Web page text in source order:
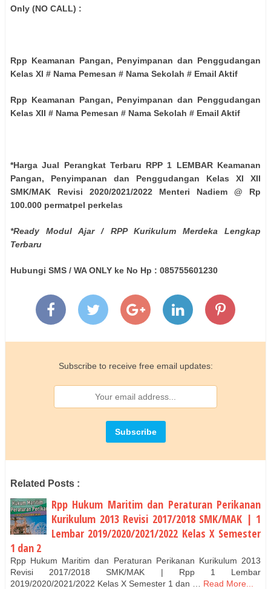
Only (NO CALL) :
Rpp Keamanan Pangan, Penyimpanan dan Penggudangan
Kelas XI # Nama Pemesan # Nama Sekolah # Email Aktif
Rpp Keamanan Pangan, Penyimpanan dan Penggudangan
Kelas XII # Nama Pemesan # Nama Sekolah # Email Aktif
*Harga Jual Perangkat Terbaru RPP 1 LEMBAR Keamanan
Pangan, Penyimpanan dan Penggudangan Kelas XI XII
SMK/MAK Revisi 2020/2021/2022 Menteri Nadiem @ Rp
100.000 permatpel perkelas
*Ready Modul Ajar / RPP Kurikulum Merdeka Lengkap
Terbaru
Hubungi SMS / WA ONLY ke No Hp : 085755601230
Subscribe to receive free email updates:
Related Posts :
Rpp Hukum Maritim dan Peraturan Perikanan
Kurikulum 2013 Revisi 2017/2018 SMK/MAK | 1
Lembar 2019/2020/2021/2022 Kelas X Semester
1 dan 2
Rpp Hukum Maritim dan Peraturan Perikanan Kurikulum 2013
Revisi 2017/2018 SMK/MAK | Rpp 1 Lembar
2019/2020/2021/2022 Kelas X Semester 1 dan …
Read More...